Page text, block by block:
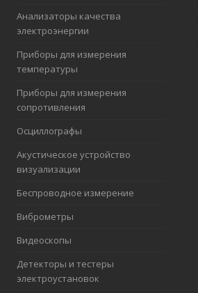
Анализаторы качества
электроэнергии
Приборы для измерения
температуры
Приборы для измерения
сопротивления
Осциллографы
Акустическое устройство
визуализации
Беспроводное измерение
Виброметры
Видеоскопы
Детекторы и тестеры
электроустановок